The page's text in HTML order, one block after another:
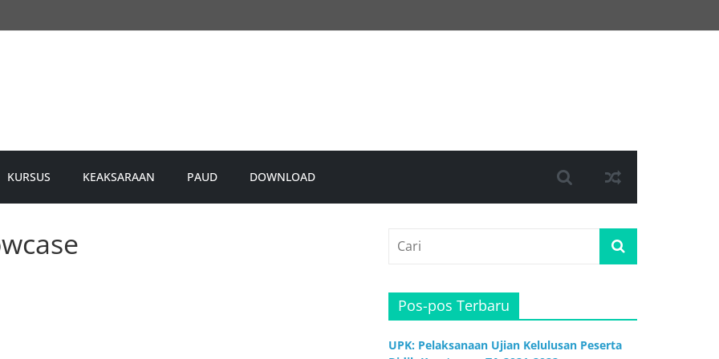
KURSUS KEAKSARAAN PAUD DOWNLOAD
Pos-pos Terbaru
UPK: Pelaksanaan Ujian Kelulusan Peserta